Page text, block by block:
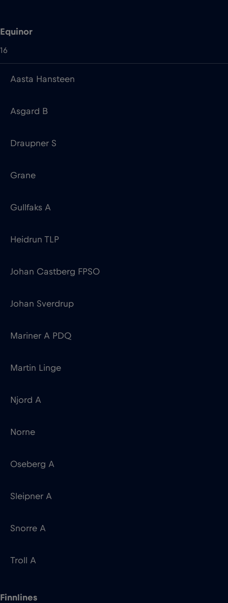
Equinor
16
Aasta Hansteen
Asgard B
Draupner S
Grane
Gullfaks A
Heidrun TLP
Johan Castberg FPSO
Johan Sverdrup
Mariner A PDQ
Martin Linge
Njord A
Norne
Oseberg A
Sleipner A
Snorre A
Troll A
Finnlines